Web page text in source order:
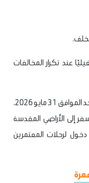
عند تكرار المخالفات
، يوم الأحد الموافق 31 مايو 2026،
إلى الأراضي المقدسة
لرحلات المعتمرين